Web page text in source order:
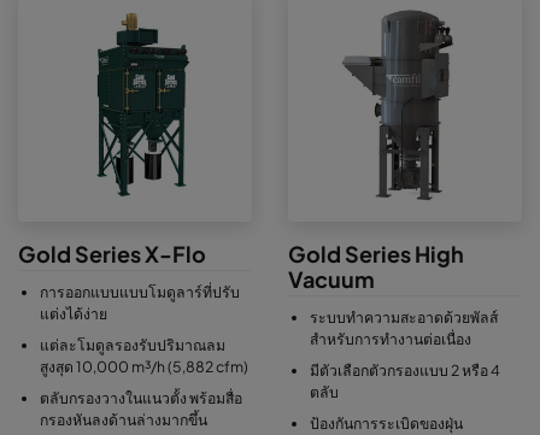
Gold Series X-Flo
การออกแบบแบบโมดูลาร์ที่ปรับ
แต่งได้ง่าย
แต่ละโมดูลรองรับปริมาณลม
สูงสุด 10,000 m³/h (5,882 cfm)
ตลับกรองวางในแนวตั้ง พร้อมสื่อ
กรองหันลงด้านล่างมากขึ้น
Gold Series High
Vacuum
ระบบทำความสะอาดด้วยพัลส์
สำหรับการทำงานต่อเนื่อง
มีตัวเลือกตัวกรองแบบ 2 หรือ 4
ตลับ
ป้องกันการระเบิดของฝุ่น